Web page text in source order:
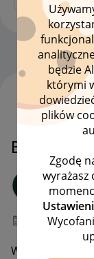
będzie
którymi
plików
Zgodę
wyrażasz
Dyskusje
#7
‎30-05-2023
Witam.